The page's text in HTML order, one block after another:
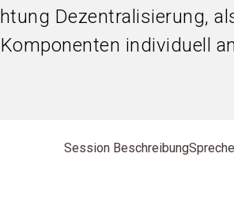
Dezentralisierung,
individuell
Session Beschreibung